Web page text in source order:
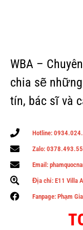
WBA –
chia sẽ
tín, bác sĩ và
Hotline:
Zalo:
Email:
Địa chỉ: E11 Villa
Fanpage: Phạm